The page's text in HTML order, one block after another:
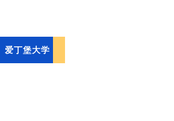
爱丁堡大学